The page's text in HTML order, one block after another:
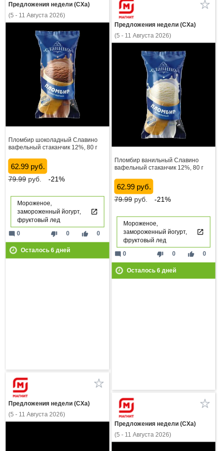
Предложения недели (СХа)
(5 - 11 Августа 2026)
Пломбир шоколадный Славино
вафельный стаканчик 12%, 80 г
62.99 руб.
79.99руб. -21%
Мороженое,
замороженный йогурт,
фруктовый лед
thumb_down 0 thumb_up 0
mode_comment 0
Осталось 6дней
Предложения недели (СХа)
(5 - 11 Августа 2026)
Пломбир ванильный Славино
вафельный стаканчик 12%, 80 г
62.99 руб.
79.99руб. -21%
Мороженое,
замороженный йогурт,
фруктовый лед
thumb_down 0 thumb_up 0
mode_comment 0
Осталось 6дней
Предложения недели (СХа)
(5 - 11 Августа 2026)
Предложения недели (СХа)
(5 - 11 Августа 2026)